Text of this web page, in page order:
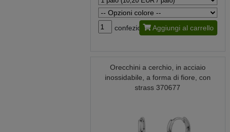
confezione Aggiungi al carrello
Orecchini a cerchio, in acciaio
inossidabile, a forma di fiore, con
strass 370677